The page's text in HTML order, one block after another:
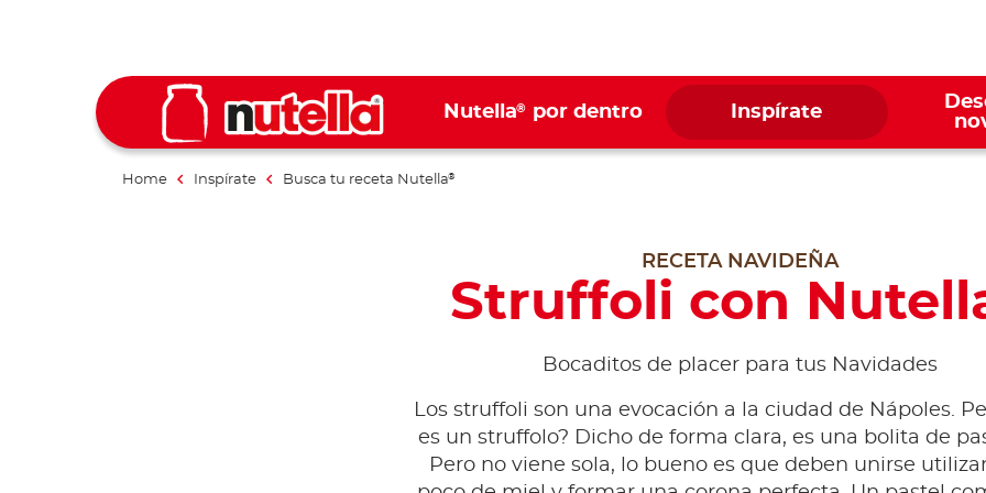
Nutella® por dentro Inspírate
Home Inspírate Busca tu receta Nutella®
RECETA NAVIDEÑA
Struffoli con
Bocaditos de placer para tus Navidades
Los struffoli son una evocación a la ciudad de Nápoles.
es un struffolo? Dicho de forma clara, es una bolita de
Pero no viene sola, lo bueno es que deben unirse